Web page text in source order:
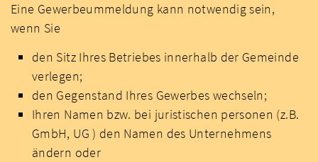
Eine Gewerbeummeldung kann notwendig sein,
wenn Sie
den Sitz Ihres Betriebes innerhalb der Gemeinde
verlegen;
den Gegenstand Ihres Gewerbes wechseln;
Ihren Namen bzw. bei juristischen personen (z.B.
GmbH, UG ) den Namen des Unternehmens
ändern oder